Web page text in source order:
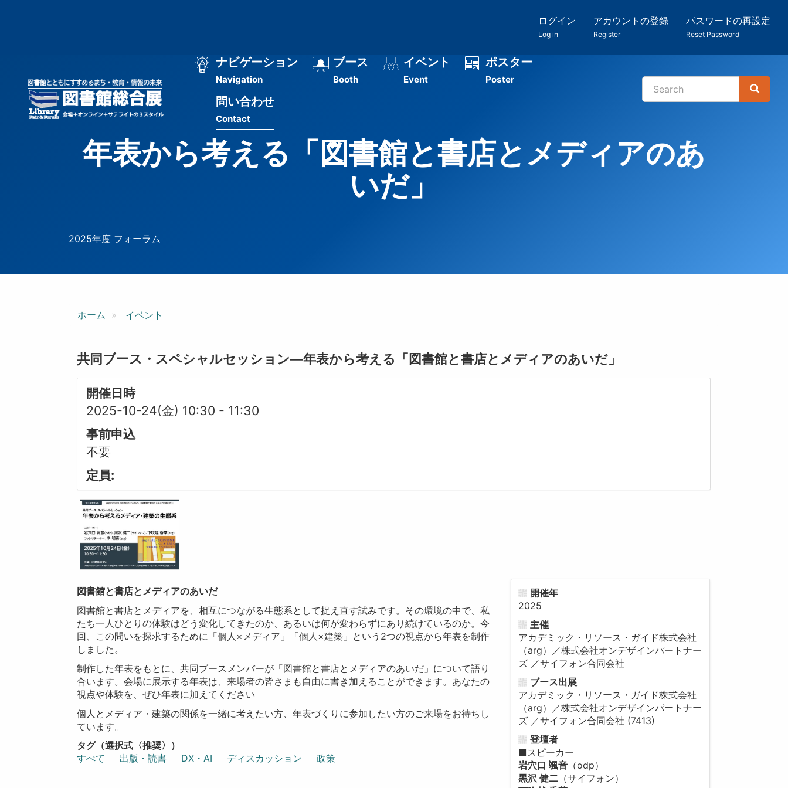
ー
ザ
ログイン
Log in
アカウントの登録
Register
パスワードの再設定
Reset Password
メ
ビ
ン
ナビゲーション
Navigation
ブース
Booth
イベント
Event
ポスター
Poster
問い合わせ
Contact
検
Search
Search
年表から考える「図書館と書店とメディアのあ
いだ」
2025年度 フォーラム
ホーム イベント
共同ブース・スペシャルセッション––年表から考える「図書館と書店とメディアのあいだ」
開催日時
2025-10-24(金) 10:30 - 11:30
事前申込
不要
定員:
図書館と書店とメディアのあいだ
図書館と書店とメディアを、相互につながる生態系として捉え直す試みです。その環境の中で、私
たち一人ひとりの体験はどう変化してきたのか、あるいは何が変わらずにあり続けているのか。今
回、この問いを探求するために「個人×メディア」「個人×建築」という2つの視点から年表を制作
しました。
制作した年表をもとに、共同ブースメンバーが「図書館と書店とメディアのあいだ」について語り
合います。会場に展示する年表は、来場者の皆さまも自由に書き加えることができます。あなたの
視点や体験を、ぜひ年表に加えてください
個人とメディア・建築の関係を一緒に考えたい方、年表づくりに参加したい方のご来場をお待ちし
ています。
タグ（選択式〈推奨〉）
すべて
出版・読書 DX・AI ディスカッション 政策
開催年
2025
主催
アカデミック・リソース・ガイド株式会社
（arg）／株式会社オンデザインパートナー
ズ ／サイフォン合同会社
ブース出展
アカデミック・リソース・ガイド株式会社
（arg）／株式会社オンデザインパートナー
ズ ／サイフォン合同会社 (7413)
登壇者
■スピーカー
岩穴口 颯音 （odp）
黒沢 健二 （サイフォン）